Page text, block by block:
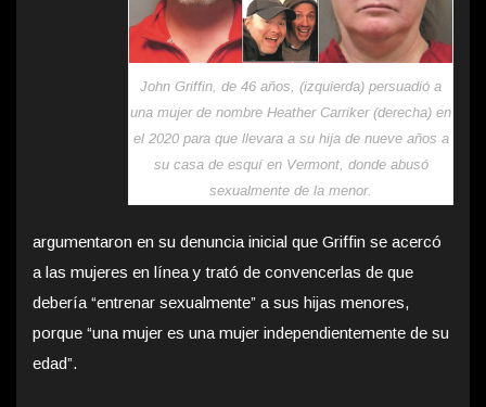
John Griffin, de 46 años, (izquierda) persuadió a
una mujer de nombre Heather Carriker (derecha) en
el 2020 para que llevara a su hija de nueve años a
su casa de esquí en Vermont, donde abusó
sexualmente de la menor.
argumentaron en su denuncia inicial que Griffin se acercó
a las mujeres en línea y trató de convencerlas de que
debería “entrenar sexualmente” a sus hijas menores,
porque “una mujer es una mujer independientemente de su
edad”.